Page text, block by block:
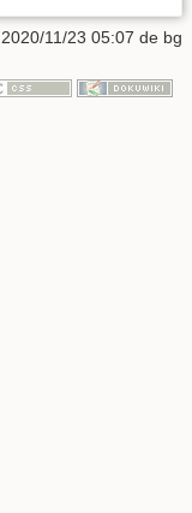
2020/11/23 05:07 de bg